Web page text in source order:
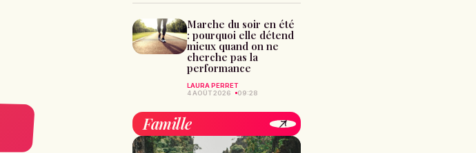
Marche du soir en été
: pourquoi elle détend
mieux quand on ne
cherche pas la
performance
LAURA PERRET
4 AOÛT 2026
09:28
Famille